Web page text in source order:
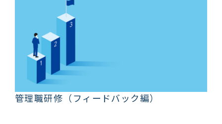
管理職研修（フィードバック編）